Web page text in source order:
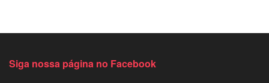
Siga nossa página no Facebook